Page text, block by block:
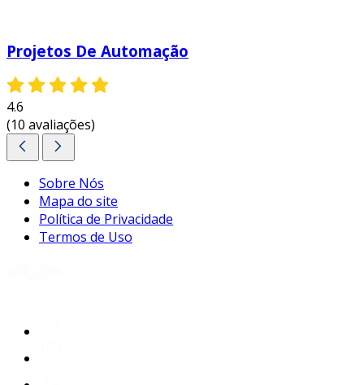
Projetos De Automação
4.6
(10 avaliações)
Sobre Nós
Mapa do site
Política de Privacidade
Termos de Uso